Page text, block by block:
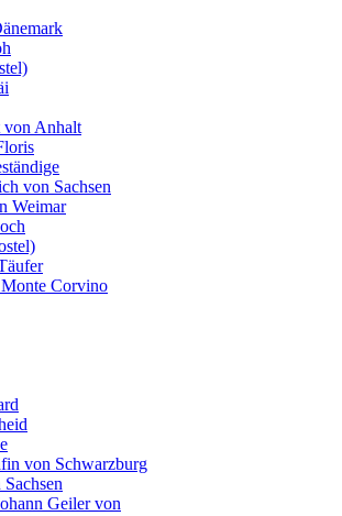
von Anhalt
von Sachsen
Weimar
Corvino
von Schwarzburg
Geiler von